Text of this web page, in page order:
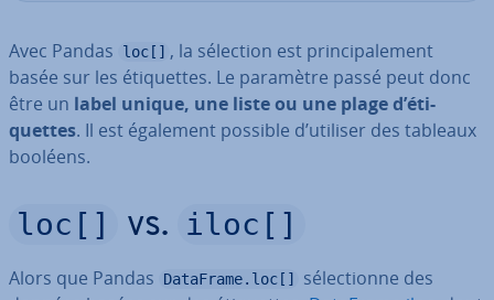
Avec Pandas loc[] , la sélection est prin­ci­pa­le­ment
basée sur les éti­quettes. Le paramètre passé peut donc
être un label unique, une liste ou une plage d’éti­
quettes. Il est également possible d’utiliser des tableaux
booléens.
loc[] vs. iloc[]
Alors que Pandas DataFrame.loc[]
sé­lec­tionne des